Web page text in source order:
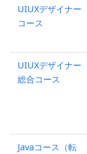
UIUXデザイナー
コース
UIUXデザイナー
総合コース
Javaコース（転